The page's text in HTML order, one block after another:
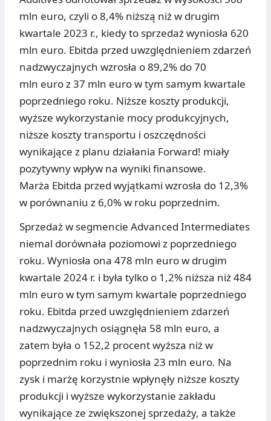
mln euro, czyli o 8,4% niższą niż w drugim
kwartale 2023 r., kiedy to sprzedaż wyniosła 620
mln euro. Ebitda przed uwzględnieniem zdarzeń
nadzwyczajnych wzrosła o 89,2% do 70
mln euro z 37 mln euro w tym samym kwartale
poprzedniego roku. Niższe koszty produkcji,
wyższe wykorzystanie mocy produkcyjnych,
niższe koszty transportu i oszczędności
wynikające z planu działania Forward! miały
pozytywny wpływ na wyniki finansowe.
Marża Ebitda przed wyjątkami wzrosła do 12,3%
w porównaniu z 6,0% w roku poprzednim.
Sprzedaż w segmencie Advanced Intermediates
niemal dorównała poziomowi z poprzedniego
roku. Wyniosła ona 478 mln euro w drugim
kwartale 2024 r. i była tylko o 1,2% niższa niż 484
mln euro w tym samym kwartale poprzedniego
roku. Ebitda przed uwzględnieniem zdarzeń
nadzwyczajnych osiągnęła 58 mln euro, a
zatem była o 152,2 procent wyższa niż w
poprzednim roku i wyniosła 23 mln euro. Na
zysk i marżę korzystnie wpłynęły niższe koszty
produkcji i wyższe wykorzystanie zakładu
wynikające ze zwiększonej sprzedaży, a także